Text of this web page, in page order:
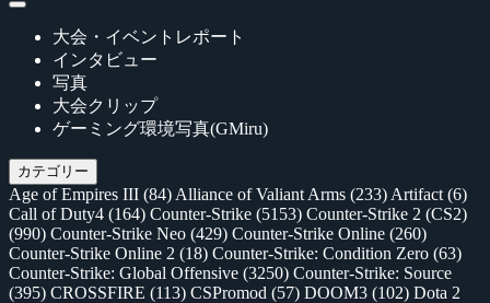
大会・イベントレポート
インタビュー
写真
大会クリップ
ゲーミング環境写真(GMiru)
カテゴリー
Age of Empires III (84) Alliance of Valiant Arms (233) Artifact (6)
Call of Duty4 (164) Counter-Strike (5153) Counter-Strike 2 (CS2)
(990) Counter-Strike Neo (429) Counter-Strike Online (260)
Counter-Strike Online 2 (18) Counter-Strike: Condition Zero (63)
Counter-Strike: Global Offensive (3250) Counter-Strike: Source
(395) CROSSFIRE (113) CSPromod (57) DOOM3 (102) Dota 2